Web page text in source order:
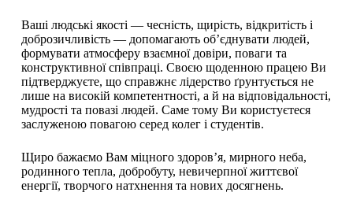
Ваші людські якості — чесність, щирість, відкритість і
доброзичливість — допомагають об’єднувати людей,
формувати атмосферу взаємної довіри, поваги та
конструктивної співпраці. Своєю щоденною працею Ви
підтверджуєте, що справжнє лідерство ґрунтується не
лише на високій компетентності, а й на відповідальності,
мудрості та повазі людей. Саме тому Ви користуєтеся
заслуженою повагою серед колег і студентів.
Щиро бажаємо Вам міцного здоров’я, мирного неба,
родинного тепла, добробуту, невичерпної життєвої
енергії, творчого натхнення та нових досягнень.